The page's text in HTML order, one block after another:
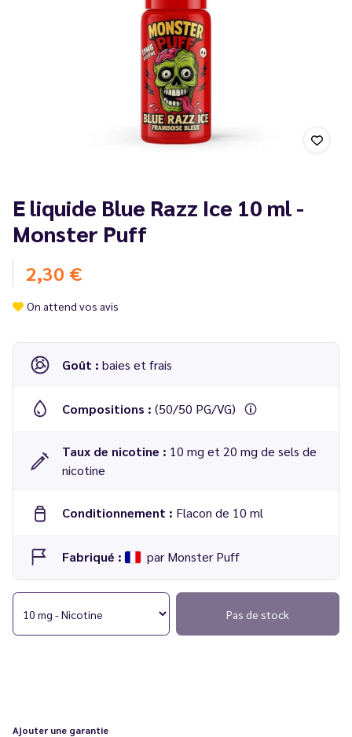
E liquide Blue Razz Ice 10 ml -
Monster Puff
2,30 €
On attend vos avis
Goût : baies et frais
Compositions : (50/50 PG/VG)
Taux de nicotine : 10 mg et 20 mg de sels de
nicotine
Conditionnement : Flacon de 10 ml
Fabriqué : par Monster Puff
Pas de stock
Ajouter une garantie